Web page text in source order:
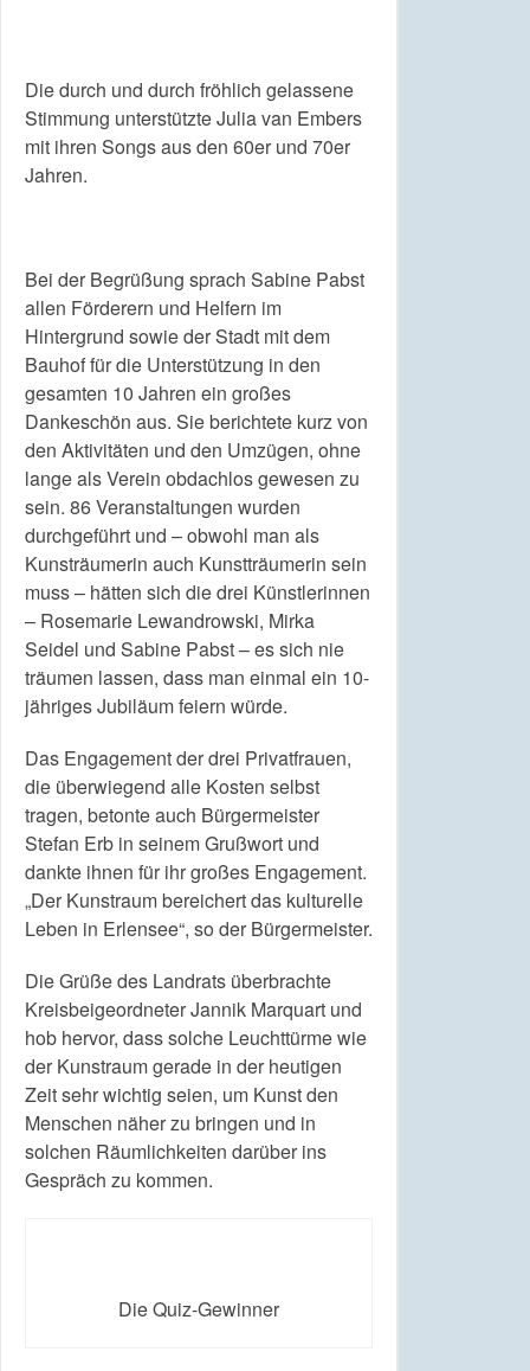
Die durch und durch fröhlich gelassene
Stimmung unterstützte Julia van Embers
mit ihren Songs aus den 60er und 70er
Jahren.
Bei der Begrüßung sprach Sabine Pabst
allen Förderern und Helfern im
Hintergrund sowie der Stadt mit dem
Bauhof für die Unterstützung in den
gesamten 10 Jahren ein großes
Dankeschön aus. Sie berichtete kurz von
den Aktivitäten und den Umzügen, ohne
lange als Verein obdachlos gewesen zu
sein. 86 Veranstaltungen wurden
durchgeführt und – obwohl man als
Kunsträumerin auch Kunstträumerin sein
muss – hätten sich die drei Künstlerinnen
– Rosemarie Lewandrowski, Mirka
Seidel und Sabine Pabst – es sich nie
träumen lassen, dass man einmal ein 10-
jähriges Jubiläum feiern würde.
Das Engagement der drei Privatfrauen,
die überwiegend alle Kosten selbst
tragen, betonte auch Bürgermeister
Stefan Erb in seinem Grußwort und
dankte ihnen für ihr großes Engagement.
„Der Kunstraum bereichert das kulturelle
Leben in Erlensee“, so der Bürgermeister.
Die Grüße des Landrats überbrachte
Kreisbeigeordneter Jannik Marquart und
hob hervor, dass solche Leuchttürme wie
der Kunstraum gerade in der heutigen
Zeit sehr wichtig seien, um Kunst den
Menschen näher zu bringen und in
solchen Räumlichkeiten darüber ins
Gespräch zu kommen.
Die Quiz-Gewinner